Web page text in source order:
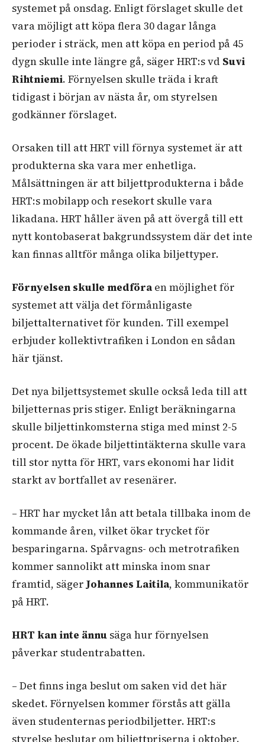
systemet på onsdag. Enligt förslaget skulle det
vara möjligt att köpa flera 30 dagar långa
perioder i sträck, men att köpa en period på 45
dygn skulle inte längre gå, säger HRT:s vd Suvi
Rihtniemi. Förnyelsen skulle träda i kraft
tidigast i början av nästa år, om styrelsen
godkänner förslaget.
Orsaken till att HRT vill förnya systemet är att
produkterna ska vara mer enhetliga.
Målsättningen är att biljettprodukterna i både
HRT:s mobilapp och resekort skulle vara
likadana. HRT håller även på att övergå till ett
nytt kontobaserat bakgrundssystem där det inte
kan finnas alltför många olika biljettyper.
Förnyelsen skulle medföraen möjlighet för
systemet att välja det förmånligaste
biljettalternativet för kunden. Till exempel
erbjuder kollektivtrafiken i London en sådan
här tjänst.
Det nya biljettsystemet skulle också leda till att
biljetternas pris stiger. Enligt beräkningarna
skulle biljettinkomsterna stiga med minst 2-5
procent. De ökade biljettintäkterna skulle vara
till stor nytta för HRT, vars ekonomi har lidit
starkt av bortfallet av resenärer.
– HRT har mycket lån att betala tillbaka inom de
kommande åren, vilket ökar trycket för
besparingarna. Spårvagns- och metrotrafiken
kommer sannolikt att minska inom snar
framtid, sägerJohannes Laitila, kommunikatör
på HRT.
HRT kan inte ännu säga hur förnyelsen
påverkar studentrabatten.
– Det finns inga beslut om saken vid det här
skedet. Förnyelsen kommer förstås att gälla
även studenternas periodbiljetter. HRT:s
styrelse beslutar om biljettpriserna i oktober.